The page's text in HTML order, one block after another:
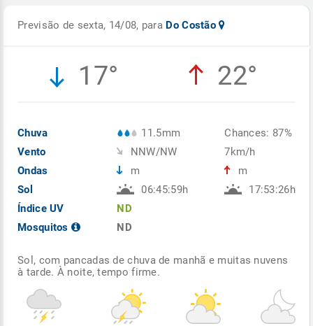
Previsão de sexta, 14/08, para Do Costão
17° 22°
Chuva
Vento
Ondas
Sol
Índice UV
Mosquitos
11.5mm
NNW/NW
m
06:45:59h
ND
ND
Chances: 87%
7km/h
m
17:53:26h
Sol, com pancadas de chuva de manhã e muitas nuvens
à tarde. À noite, tempo firme.